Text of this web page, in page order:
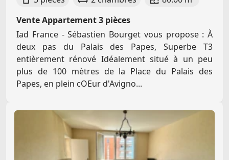
Vente Appartement 3 pièces
Iad France - Sébastien Bourget vous propose : À
deux pas du Palais des Papes, Superbe T3
entièrement rénové Idéalement situé à un peu
plus de 100 mètres de la Place du Palais des
Papes, en plein cOEur d'Avigno...